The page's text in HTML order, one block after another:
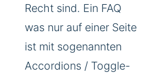
Recht sind. Ein FAQ
was nur auf einer Seite
ist mit sogenannten
Accordions / Toggle-